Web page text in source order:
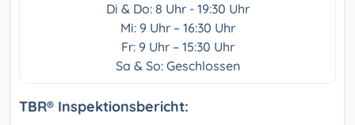
Di & Do: 8 Uhr - 19:30 Uhr
Mi: 9 Uhr – 16:30 Uhr
Fr: 9 Uhr – 15:30 Uhr
Sa & So: Geschlossen
TBR® Inspektionsbericht: